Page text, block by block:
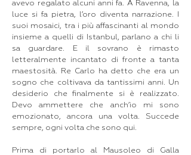
avevo regalato alcuni anni fa. A Ravenna, la
luce si fa pietra, l’oro diventa narrazione. I
suoi mosaici, tra i più affascinanti al mondo
insieme a quelli di Istanbul, parlano a chi li
sa guardare. E il sovrano è rimasto
letteralmente incantato di fronte a tanta
maestosità. Re Carlo ha detto che era un
sogno che coltivava da tantissimi anni. Un
desiderio che finalmente si è realizzato.
Devo ammettere che anch’io mi sono
emozionato, ancora una volta. Succede
sempre, ogni volta che sono qui.
Prima di portarlo al Mausoleo di Galla